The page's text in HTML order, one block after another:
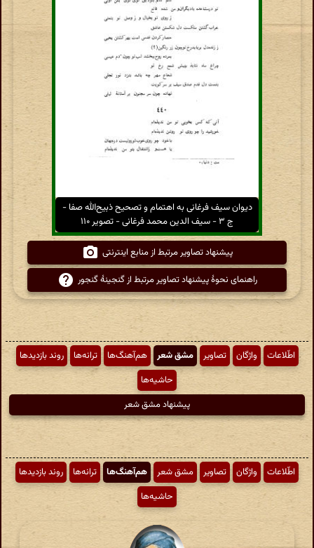
دیوان سیف فرغانی به اهتمام و تصحیح ذبیح‌الله صفا -
ج ۳ - سیف الدین محمد فرغانی - تصویر ۱۱۰
پیشنهاد تصاویر مرتبط از منابع اینترنتی
راهنمای نحوهٔ پیشنهاد تصاویر مرتبط از گنجینهٔ گنجور
اطّلاعات واژگان تصاویر مشق شعر هم‌آهنگ‌ها ترانه‌ها
روند بازدیدها
حاشیه‌ها
پیشنهاد مشق شعر
اطّلاعات واژگان تصاویر مشق شعر هم‌آهنگ‌ها ترانه‌ها
روند بازدیدها
حاشیه‌ها